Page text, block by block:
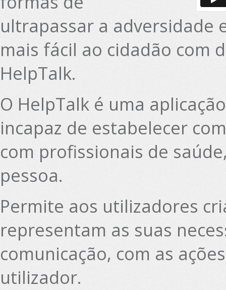
ultrapassar a adversidade
mais fácil ao cidadão com
HelpTalk.
O HelpTalk é uma
incapaz de estabelecer
com profissionais de
pessoa.
Permite aos utilizadores
representam as suas
comunicação, com as
utilizador.